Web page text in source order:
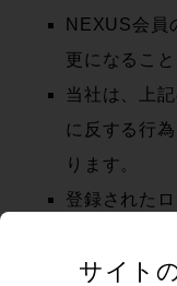
NEXUS会員
更になること
当社は、上
に反する行
ります。
登録された
員はそれら
サイト